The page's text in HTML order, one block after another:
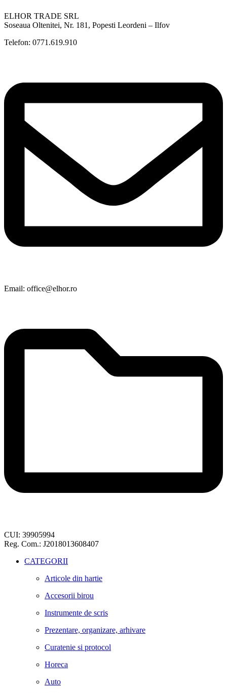
ELHOR TRADE SRL
Soseaua Oltenitei, Nr. 181, Popesti Leordeni – Ilfov
Telefon: 0771.619.910
Email: office@elhor.ro
CUI: 39905994
Reg. Com.: J2018013608407
CATEGORII
Articole din hartie
Accesorii birou
Instrumente de scris
Prezentare, organizare, arhivare
Curatenie si protocol
Horeca
Auto